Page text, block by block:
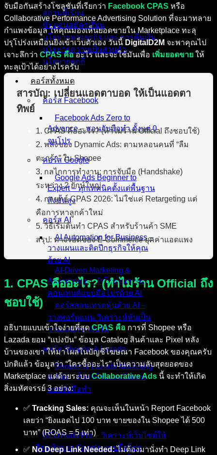
สถานที่เรียน
ขั้นตอนสมัครเรียน
นโยบายทางธุรกิจ และ การคืนเงิน
นโยบายความเป็นส่วนตัว
นโยบายคุกกี้
คอร์สทั้งหมด
คอร์ส Facebook
Facebook Ads Zero to
Advance – สอนจับมือทำ ตั้งแต่ 0
จนโปร
คอร์ส Google
Google Ads Beginner to
Expert – ทุกเทคนิคตั้งแต่พื้นฐาน
ถึงขั้นสูง
คอร์ส AI
AI Automation for Business –
วางแผนและติดปีกธุรกิจให้คุณ
ด้วย AI
AI-Driven Marketing &
Advertising – ทำโฆษณาและ
คอนเทนต์แบบมือโปรด้วย AI
คอร์สสอนเทรดหุ้นด้วย AI –
วางพอร์ตแม่น วิเคราะห์หุ้นเป็น
วางแผนการเงินได้
คอร์ส Shopee & Lazada
Shopee & Lazada Marketing
& Ads – ตั้งค่าร้านและยิงแอด
แบบจับมือทำ
บริการของเรา
SEO Audit Pro – วิเคราะห์เว็บไซต์ให้
ติดหน้าแรก Google แบบมือโปร
จับมือกันสร้างโซลูชันที่เรียกว่า Facebook CPAS หรือ
Collaborative Performance Advertising Solution ที่จะมาทลาย
กำแพงข้อมูล ให้คุณมองเห็นยอดขายใน Marketplace ทะลุ
ปรุโปร่งเหมือนยิงเข้าเว็บตัวเอง วันนี้DigitalD2M จะพาคุณไป
เจาะลึกว่า CPAS คืออะไร และจะใช้มันเพื่อ เพิ่มยอดขาย ให้
ทะลุเป้าได้อย่างไรครับ
สารบัญ: เปลี่ยนแอดตาบอด ให้เป็นแอดตา
ทิพย์
1. CPAS คืออะไร? (ทำไมร้าน Official ถึงชอบใช้)
2. พลังของ Dynamic Ads: ตามหลอนคนที่ “ลืม
ตะกร้า” ใน Shopee
3. กลไกการทำงาน: การจับมือ (Handshake)
ระหว่าง 2 ยักษ์ใหญ่
4. กลยุทธ์ CPAS 2026: ไม่ใช่แค่ Retargeting แต่
คือการหาลูกค้าใหม่
5. วิธีเริ่มต้นทำ CPAS สำหรับร้านค้า SME
สรุป: ทางรอดของ E-Commerce ยุคค่าแอดแพง
1. CPAS คืออะไร? (ทำไมร้าน Official ถึง
ชอบใช้)
อธิบายแบบเข้าใจง่ายที่สุดCPAS คือ การที่ Shopee หรือ
Lazada ยอม “แบ่งปัน” ข้อมูล Catalog สินค้าและ Pixel หลัง
บ้านของเขา ให้มาโผล่ในบัญชีโฆษณา Facebook ของคุณครับ
ปกติแล้ว ข้อมูลว่า “ใครซื้ออะไร” เป็นความลับสุดยอดของ
Marketplace แต่ด้วยระบบCollaborative Ads นี้ จะทำให้เกิด
สิ่งมหัศจรรย์ 3 อย่าง:
✅ Tracking Sales: คุณจะเห็นในหน้า Report Facebook
เลยว่า “ยิงแอดไป 100 บาท ขายของใน Shopee ได้ 500
บาท” (ROAS = 5 เท่า)
✅ No Deep Link Needed:ไม่ต้องมานั่งทำ Deep Link